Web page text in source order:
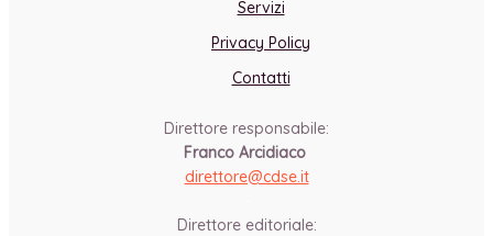
Servizi
Privacy Policy
Contatti
Direttore responsabile:
Franco Arcidiaco
direttore@cdse.it
Direttore editoriale: